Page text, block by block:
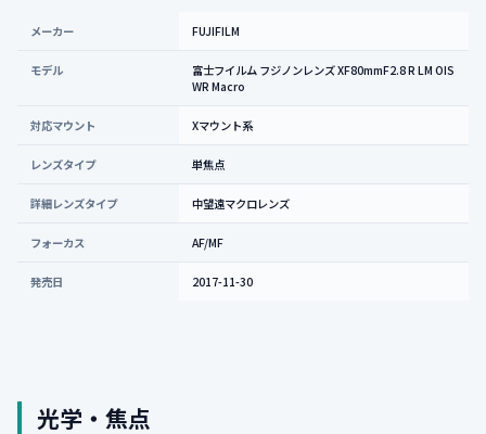
メーカー FUJIFILM
モデル
富士フイルム フジノンレンズ XF80mmF2.8 R LM OIS
WR Macro
対応マウント Xマウント系
レンズタイプ 単焦点
詳細レンズタイプ 中望遠マクロレンズ
フォーカス AF/MF
発売日 2017-11-30
光学・焦点